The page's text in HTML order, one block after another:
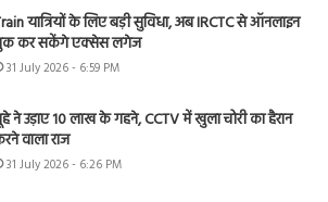
यात्रियों के लिए बड़ी सुविधा, अब IRCTC से ऑनलाइन
कर सकेंगे एक्सेस लगेज
31 July 2026 - 6:59 PM
ने उड़ाए 10 लाख के गहने, CCTV में खुला चोरी का हैरान
वाला राज
31 July 2026 - 6:26 PM